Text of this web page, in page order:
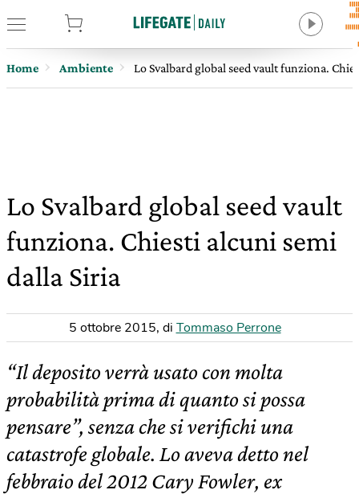
Home Ambiente Lo Svalbard global seed vault funziona.
Lo Svalbard global seed vault
funziona. Chiesti alcuni semi
dalla Siria
5 ottobre 2015, di Tommaso Perrone
“Il deposito verrà usato con molta
probabilità prima di quanto si possa
pensare”, senza che si verifichi una
catastrofe globale. Lo aveva detto nel
febbraio del 2012 Cary Fowler, ex